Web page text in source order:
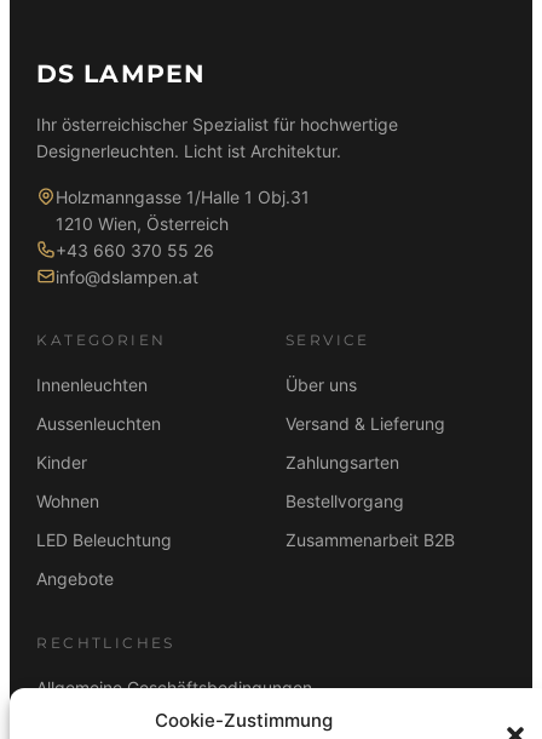
Cookie-Zustimmung
DS LAMPEN
Ihr österreichischer Spezialist für hochwertige
Designerleuchten. Licht ist Architektur.
Holzmanngasse 1/Halle 1 Obj.31
1210 Wien, Österreich
+43 660 370 55 26
info@dslampen.at
KATEGORIEN
Innenleuchten
Aussenleuchten
Kinder
Wohnen
LED Beleuchtung
Angebote
SERVICE
Über uns
Versand & Lieferung
Zahlungsarten
Bestellvorgang
Zusammenarbeit B2B
RECHTLICHES
Allgemeine Geschäftsbedingungen